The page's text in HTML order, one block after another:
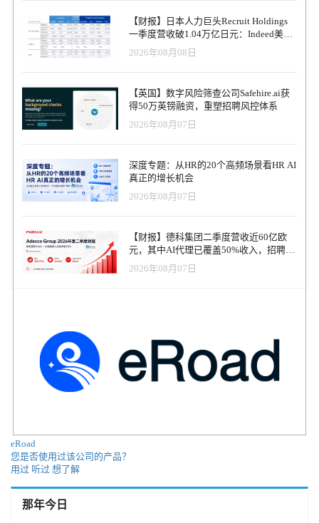
【财报】日本人力巨头Recruit Holdings
一季度营收破1.04万亿日元：Indeed美国
收入逆势增长30%，AI招聘推动利润率升
至47.4%
2026年08月08日
【英国】数字风险筛查公司Safehire.ai获
得50万英镑融资，重塑招聘风控体系
2026年08月07日
深度专题：从HR的20个高频场景看HR AI
真正的增长机会
2026年08月07日
【财报】德科集团二季度营收近60亿欧
元，其中AI代理已覆盖50%收入，招聘服
务进入运营重构阶段
2026年08月07日
eRoad
您是否使用过该公司的产品？
用过 听过 想了解
那年今日